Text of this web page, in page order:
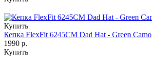
Купить
Кепка FlexFit 6245CM Dad Hat - Green Camo
1990 р.
Купить